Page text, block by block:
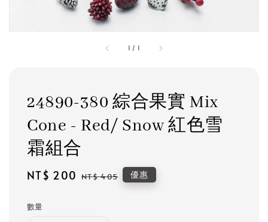
1 / 1
24890-380 綜合果實 Mix
Cone - Red/ Snow 紅色雪
霜組合
Sale
NT$ 200 Regular
NT$ 405 優惠
數量